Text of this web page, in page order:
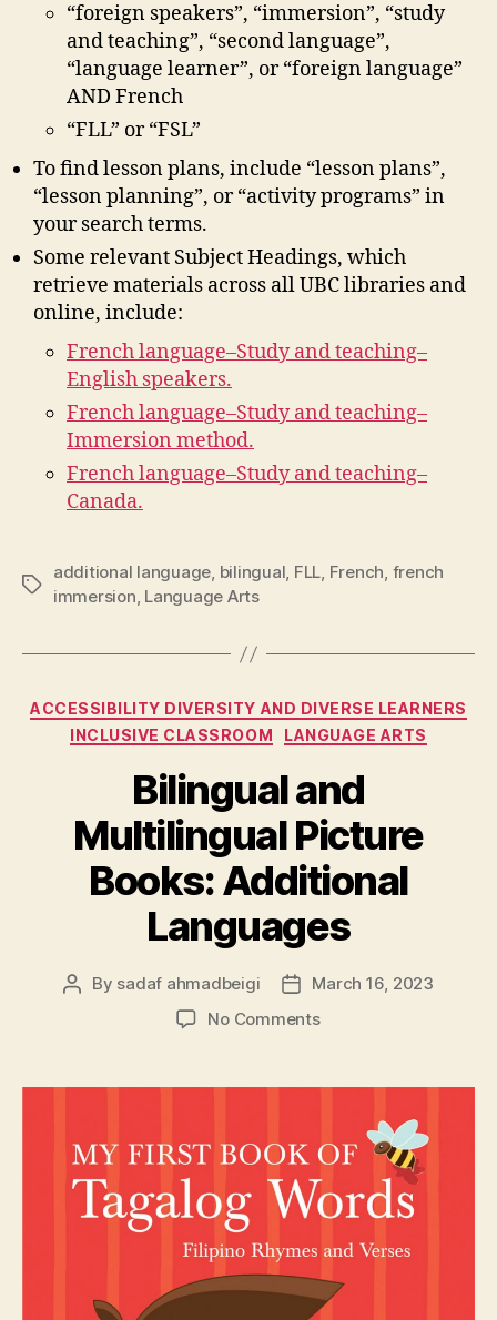
“foreign speakers”, “immersion”, “study
and teaching”, “second language”,
“language learner”, or “foreign language”
AND French
“FLL” or “FSL”
To find lesson plans, include “lesson plans”,
“lesson planning”, or “activity programs” in
your search terms.
Some relevant Subject Headings, which
retrieve materials across all UBC libraries and
online, include:
French language–Study and teaching–
English speakers.
French language–Study and teaching–
Immersion method.
French language–Study and teaching–
Canada.
Tags
additional language, bilingual, FLL, French, french
immersion, Language Arts
Categories
ACCESSIBILITY DIVERSITY AND DIVERSE LEARNERS
INCLUSIVE CLASSROOM
LANGUAGE ARTS
Bilingual and
Multilingual Picture
Books: Additional
Languages
Post
By sadaf ahmadbeigi
Post
date
March 16, 2023
No Commentson
Multilingual
Books:
Additional
Languages